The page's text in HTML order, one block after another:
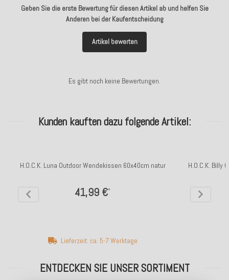
Geben Sie die erste Bewertung für diesen Artikel ab und helfen Sie
Anderen bei der Kaufentscheidung
Artikel bewerten
Es gibt noch keine Bewertungen.
Kunden kauften dazu folgende Artikel:
H.O.C.K. Luna Outdoor Wendekissen 60x40cm natur
41,99 €*
Lieferzeit: ca. 5-7 Werktage
H.O.C.K. Billy
ENTDECKEN SIE UNSER SORTIMENT